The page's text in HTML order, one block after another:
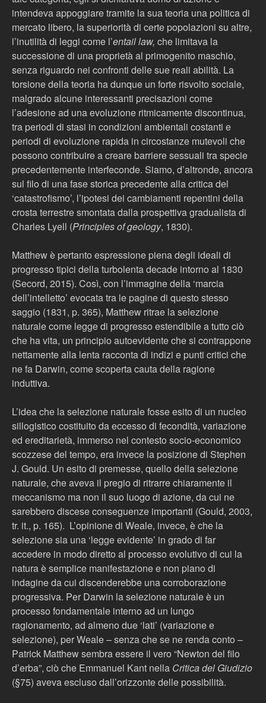
intendeva appoggiare tramite la sua teoria una politica di
mercato libero, la superiorità di certe popolazioni su altre,
l’inutilità di leggi come l’entail law, che limitava la
successione di una proprietà al primogenito maschio,
senza riguardo nei confronti delle sue reali abilità. La
torsione della teoria ha dunque un forte risvolto sociale,
malgrado alcune interessanti precisazioni come
l’adesione ad una evoluzione ritmicamente discontinua,
tra periodi di stasi in condizioni ambientali costanti e
periodi di evoluzione rapida in circostanze mutevoli che
possono contribuire a creare barriere sessuali tra specie
precedentemente interfeconde. Siamo, d’altronde, ancora
sul filo di una fase storica precedente alla critica del
‘catastrofismo’, l’ipotesi dei cambiamenti repentini della
crosta terrestre smontata dalla prospettiva gradualista di
Charles Lyell (Principles of geology, 1830).
Matthew è pertanto espressione piena degli ideali di
progresso tipici della turbolenta decade intorno al 1830
(Secord, 2015). Così, con l’immagine della ‘marcia
dell’intelletto’ evocata tra le pagine di questo stesso
saggio (1831, p. 365), Matthew ritrae la selezione
naturale come legge di progresso estendibile a tutto ciò
che ha vita, un principio autoevidente che si contrappone
nettamente alla lenta racconta di indizi e punti critici che
ne fa Darwin, come scoperta cauta della ragione
induttiva.
L’idea che la selezione naturale fosse esito di un nucleo
sillogistico costituito da eccesso di fecondità, variazione
ed ereditarietà, immerso nel contesto socio-economico
scozzese del tempo, era invece la posizione di Stephen
J. Gould. Un esito di premesse, quello della selezione
naturale, che aveva il pregio di ritrarre chiaramente il
meccanismo ma non il suo luogo di azione, da cui ne
sarebbero discese conseguenze importanti (Gould, 2003,
tr. it., p. 165). L’opinione di Weale, invece, è che la
selezione sia una ‘legge evidente’ in grado di far
accedere in modo diretto al processo evolutivo di cui la
natura è semplice manifestazione e non piano di
indagine da cui discenderebbe una corroborazione
progressiva. Per Darwin la selezione naturale è un
processo fondamentale interno ad un lungo
ragionamento, ad almeno due ‘lati’ (variazione e
selezione), per Weale – senza che se ne renda conto –
Patrick Matthew sembra essere il vero “Newton del filo
d’erba”, ciò che Emmanuel Kant nella Critica del Giudizio
(§75) aveva escluso dall’orizzonte delle possibilità.